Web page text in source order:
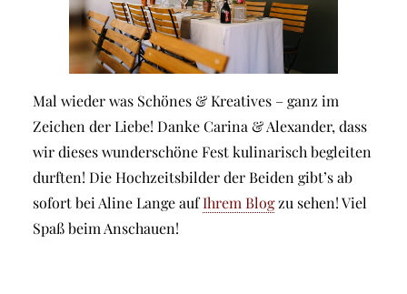
Mal wieder was Schönes & Kreatives – ganz im
Zeichen der Liebe! Danke Carina & Alexander, dass
wir dieses wunderschöne Fest kulinarisch begleiten
durften! Die Hochzeitsbilder der Beiden gibt’s ab
sofort bei Aline Lange aufIhrem Blogzu sehen! Viel
Spaß beim Anschauen!